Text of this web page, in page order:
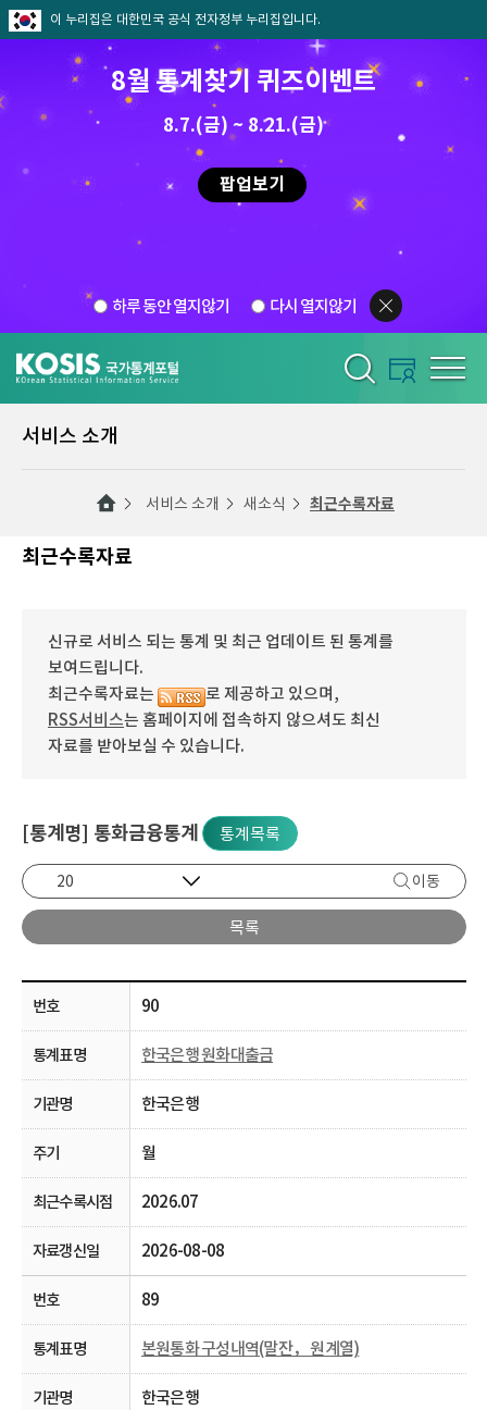
이 누리집은 대한민국 공식 전자정부 누리집입니다.
8월 통계찾기 퀴즈이벤트
8.7.(금) ~ 8.21.(금)
팝업보기
하루 동안 열지않기 다시 열지않기
서비스 소개
서비스 소개 새소식 최근수록자료
최근수록자료
신규로 서비스 되는 통계 및 최근 업데이트 된 통계를
보여드립니다.
최근수록자료는
로 제공하고 있으며,
RSS서비스는 홈페이지에 접속하지 않으셔도 최신
자료를 받아보실 수 있습니다.
[통계명] 통화금융통계 통계목록
이동
목록
90
한국은행 원화대출금
한국은행
월
2026.07
2026-08-08
89
본원통화 구성내역(말잔， 원계열)
한국은행